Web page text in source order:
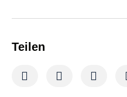
Teilen